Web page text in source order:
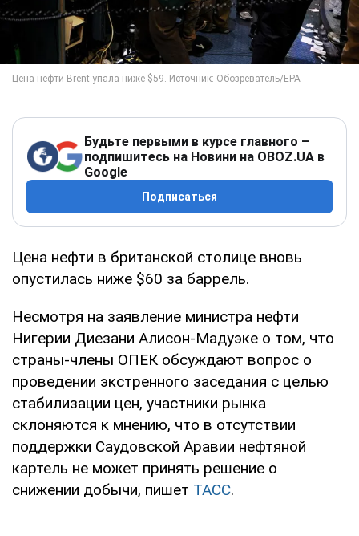
Будьте первыми в курсе главного –
подпишитесь на Новини на OBOZ.UA в
Google
Подписаться
Цена нефти в британской столице вновь
опустилась ниже $60 за баррель.
Несмотря на заявление министра нефти
Нигерии Диезани Алисон-Мадуэке о том, что
страны-члены ОПЕК обсуждают вопрос о
проведении экстренного заседания с целью
стабилизации цен, участники рынка
склоняются к мнению, что в отсутствии
поддержки Саудовской Аравии нефтяной
картель не может принять решение о
снижении добычи, пишет ТАСС.